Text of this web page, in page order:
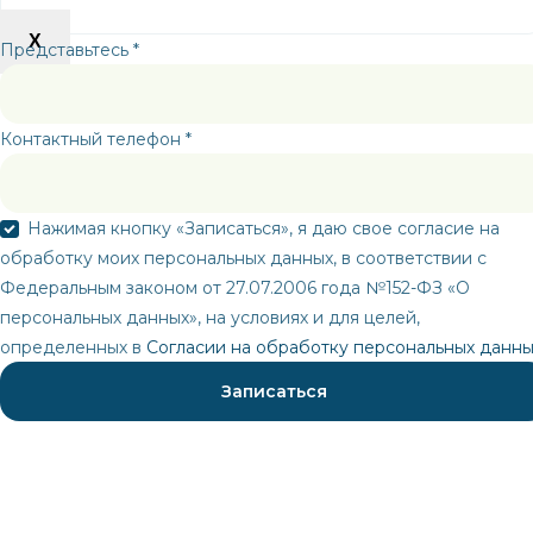
X
Представьтесь *
Контактный телефон *
Нажимая кнопку «Записаться», я даю свое согласие на
обработку моих персональных данных, в соответствии с
Федеральным законом от 27.07.2006 года №152-ФЗ «О
персональных данных», на условиях и для целей,
определенных в Согласии на обработку персональных